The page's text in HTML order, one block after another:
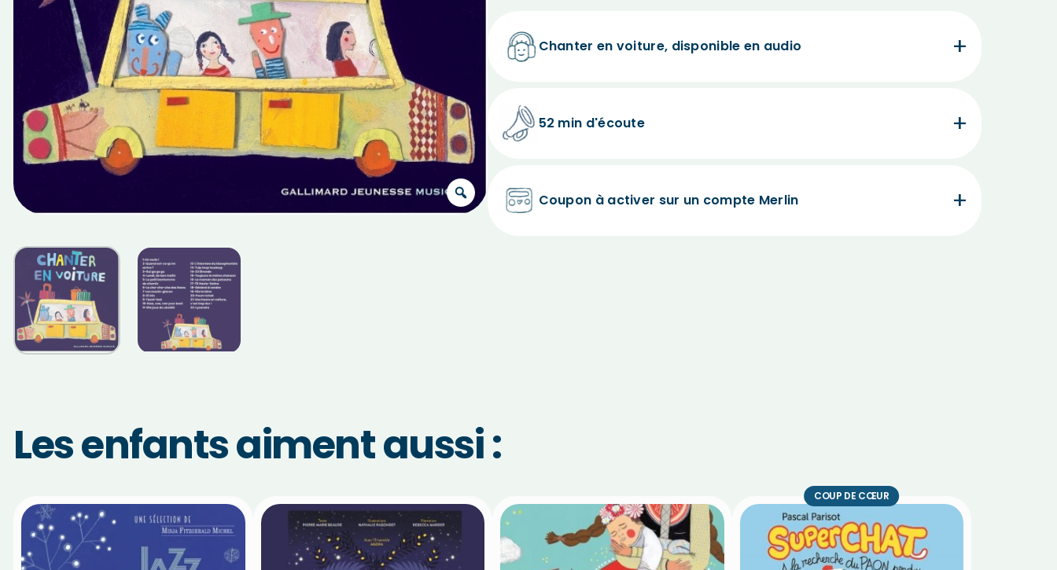
Chanter en voiture, disponible en audio
52 min d'écoute
Coupon à activer sur un compte Merlin
Les enfants aiment aussi :
COUP DE CŒUR